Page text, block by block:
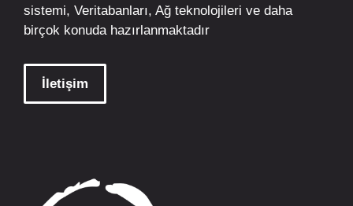
sistemi, Veritabanları, Ağ teknolojileri ve daha
birçok konuda hazırlanmaktadır
İletişim